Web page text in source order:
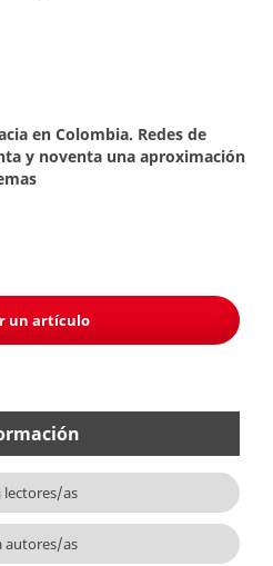
en Colombia. Redes de
y noventa una aproximación
un artículo
lectores/as
autores/as